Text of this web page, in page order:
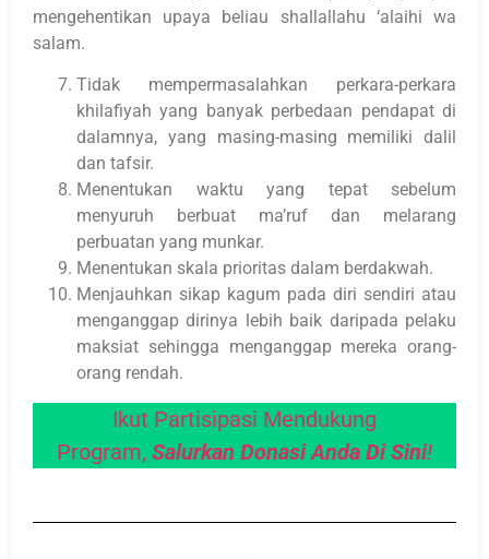
mengehentikan upaya beliau shallallahu ‘alaihi wa
salam.
Tidak mempermasalahkan perkara-perkara
khilafiyah yang banyak perbedaan pendapat di
dalamnya, yang masing-masing memiliki dalil
dan tafsir.
Menentukan waktu yang tepat sebelum
menyuruh berbuat ma’ruf dan melarang
perbuatan yang munkar.
Menentukan skala prioritas dalam berdakwah.
Menjauhkan sikap kagum pada diri sendiri atau
menganggap dirinya lebih baik daripada pelaku
maksiat sehingga menganggap mereka orang-
orang rendah.
Ikut Partisipasi Mendukung
Program, Salurkan Donasi Anda Di Sini!